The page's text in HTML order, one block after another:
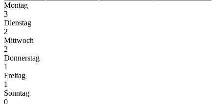
Montag
3
Dienstag
2
Mittwoch
2
Donnerstag
1
Freitag
1
Sonntag
0